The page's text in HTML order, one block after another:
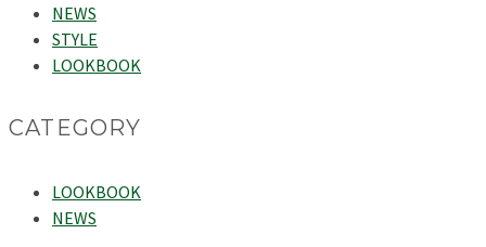
NEWS
STYLE
LOOKBOOK
CATEGORY
LOOKBOOK
NEWS